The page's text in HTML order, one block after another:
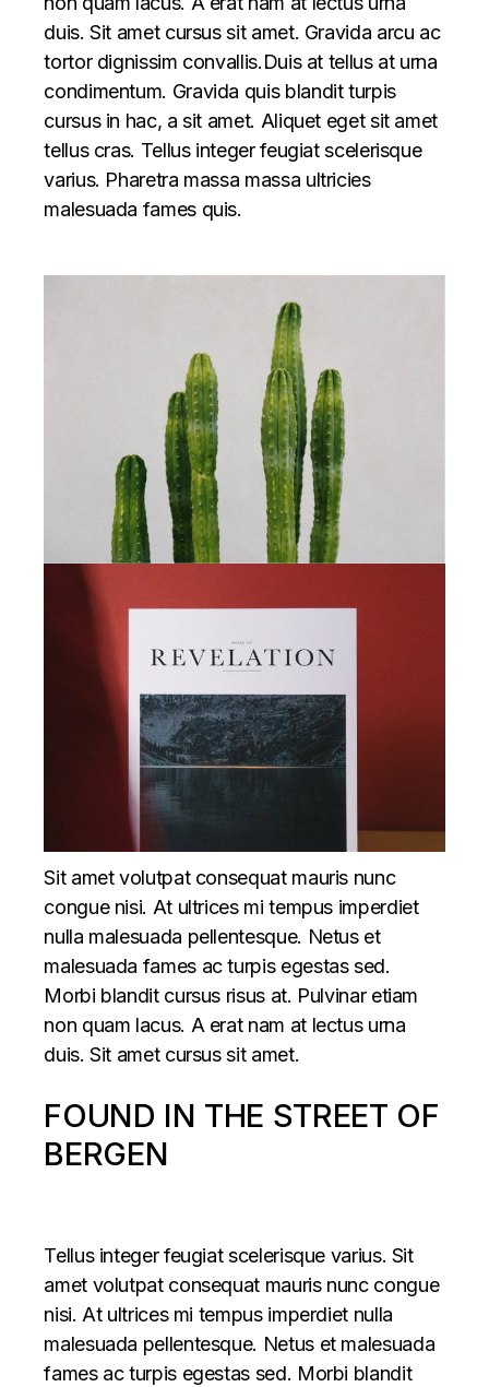
duis. Sit amet cursus sit amet. Gravida arcu ac
tortor dignissim convallis.Duis at tellus at urna
condimentum. Gravida quis blandit turpis
cursus in hac, a sit amet. Aliquet eget sit amet
tellus cras. Tellus integer feugiat scelerisque
varius. Pharetra massa massa ultricies
malesuada fames quis.
Sit amet volutpat consequat mauris nunc
congue nisi. At ultrices mi tempus imperdiet
nulla malesuada pellentesque. Netus et
malesuada fames ac turpis egestas sed.
Morbi blandit cursus risus at. Pulvinar etiam
non quam lacus. A erat nam at lectus urna
duis. Sit amet cursus sit amet.
FOUND IN THE STREET OF
BERGEN
Tellus integer feugiat scelerisque varius. Sit
amet volutpat consequat mauris nunc congue
nisi. At ultrices mi tempus imperdiet nulla
malesuada pellentesque. Netus et malesuada
fames ac turpis egestas sed. Morbi blandit